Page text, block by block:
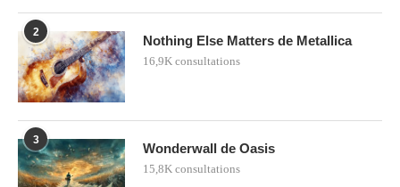
2
Nothing Else Matters de Metallica
16,9K consultations
3
Wonderwall de Oasis
15,8K consultations